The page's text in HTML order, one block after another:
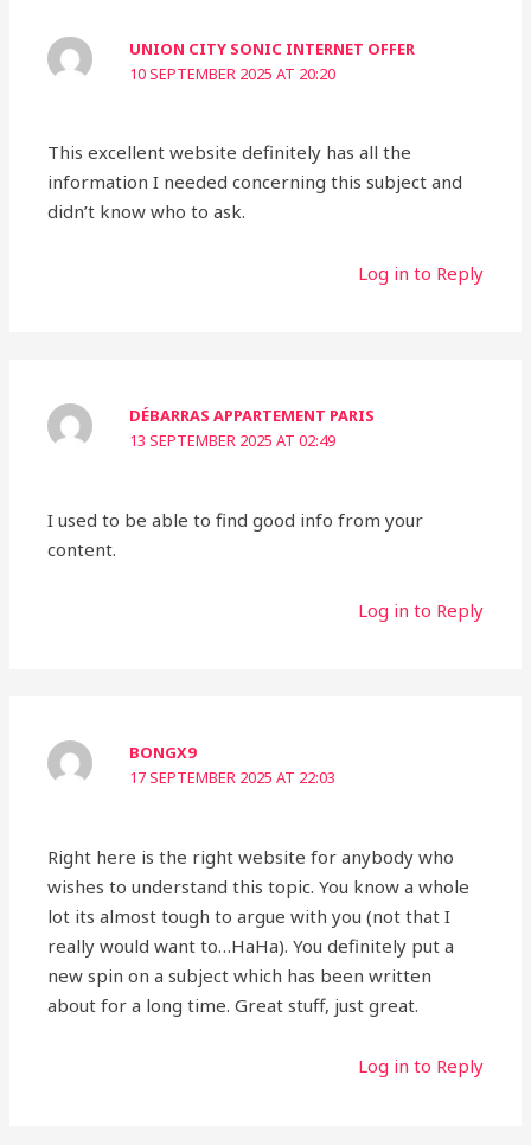
UNION CITY SONIC INTERNET OFFER
10 SEPTEMBER 2025 AT 20:20
This excellent website definitely has all the
information I needed concerning this subject and
didn’t know who to ask.
Log in to Reply
DÉBARRAS APPARTEMENT PARIS
13 SEPTEMBER 2025 AT 02:49
I used to be able to find good info from your
content.
Log in to Reply
BONGX9
17 SEPTEMBER 2025 AT 22:03
Right here is the right website for anybody who
wishes to understand this topic. You know a whole
lot its almost tough to argue with you (not that I
really would want to…HaHa). You definitely put a
new spin on a subject which has been written
about for a long time. Great stuff, just great.
Log in to Reply